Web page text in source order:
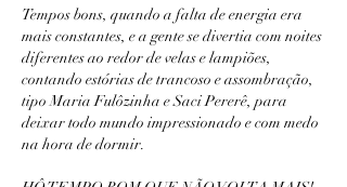
Tempos bons, quando a falta de energia era
mais constantes, e a gente se divertia com noites
diferentes ao redor de velas e lampiões,
contando estórias de trancoso e assombração,
tipo Maria Fulôzinha e Saci Pererê, para
deixar todo mundo impressionado e com medo
na hora de dormir.